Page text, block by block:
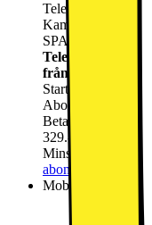
Tele2)
Kampanj: 329kr/
SPARA 1500:-
Tele2 Bredband
från Tele2)
Startavgift
Abonnemang
Betala nu
329.-
Minsta totala
abonnemang
Mobilt Bredband